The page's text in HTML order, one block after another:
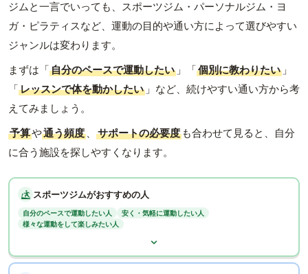
ジムと一言でいっても、スポーツジム・パーソナルジム・ヨ
ガ・ピラティスなど、運動の目的や通い方によって選びやすい
ジャンルは変わります。
まずは「自分のペースで運動したい 」「個別に教わりたい 」
「レッスンで体を動かしたい 」など、続けやすい通い方から考
えてみましょう。
予算や通う頻度 、 サポートの必要度 も合わせて見ると、自分
に合う施設を探しやすくなります。
スポーツジムがおすすめの人
自分のペースで運動したい人
安く・気軽に運動したい人
様々な運動をして楽しみたい人